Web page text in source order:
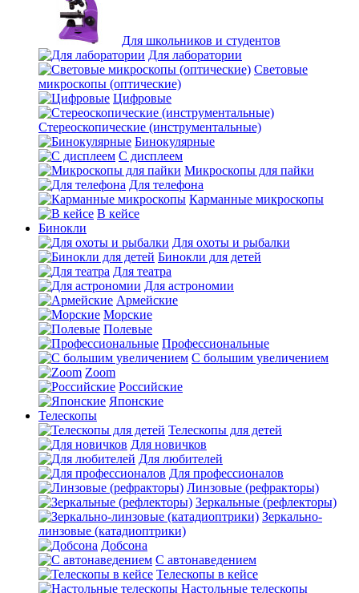
Для школьников и студентов
Для лаборатории
Световые
микроскопы (оптические)
Цифровые
Стереоскопические (инструментальные)
Бинокулярные
С дисплеем
Микроскопы для пайки
Для телефона
Карманные микроскопы
В кейсе
Бинокли
Для охоты и рыбалки
Бинокли для детей
Для театра
Для астрономии
Армейские
Морские
Полевые
Профессиональные
С большим увеличением
Zoom
Российские
Японские
Телескопы
Телескопы для детей
Для новичков
Для любителей
Для профессионалов
Линзовые (рефракторы)
Зеркальные (рефлекторы)
Зеркально-
линзовые (катадиоптрики)
Добсона
С автонаведением
Телескопы в кейсе
Настольные телескопы